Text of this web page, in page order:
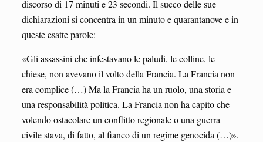
discorso di 17 minuti e 23 secondi. Il succo delle sue
dichiarazioni si concentra in un minuto e quarantanove e in
queste esatte parole:
«Gli assassini che infestavano le paludi, le colline, le
chiese, non avevano il volto della Francia. La Francia non
era complice (…) Ma la Francia ha un ruolo, una storia e
una responsabilità politica. La Francia non ha capito che
volendo ostacolare un conflitto regionale o una guerra
civile stava, di fatto, al fianco di un regime genocida (…)».